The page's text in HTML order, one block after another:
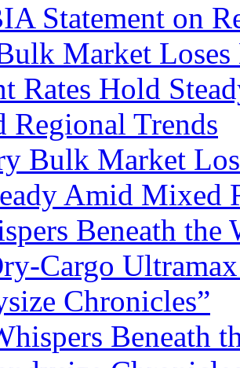
Statement on
Bulk Market
Amid Mixed
Beneath